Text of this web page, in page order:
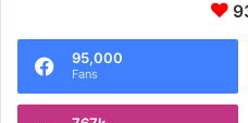
95,000
Fans